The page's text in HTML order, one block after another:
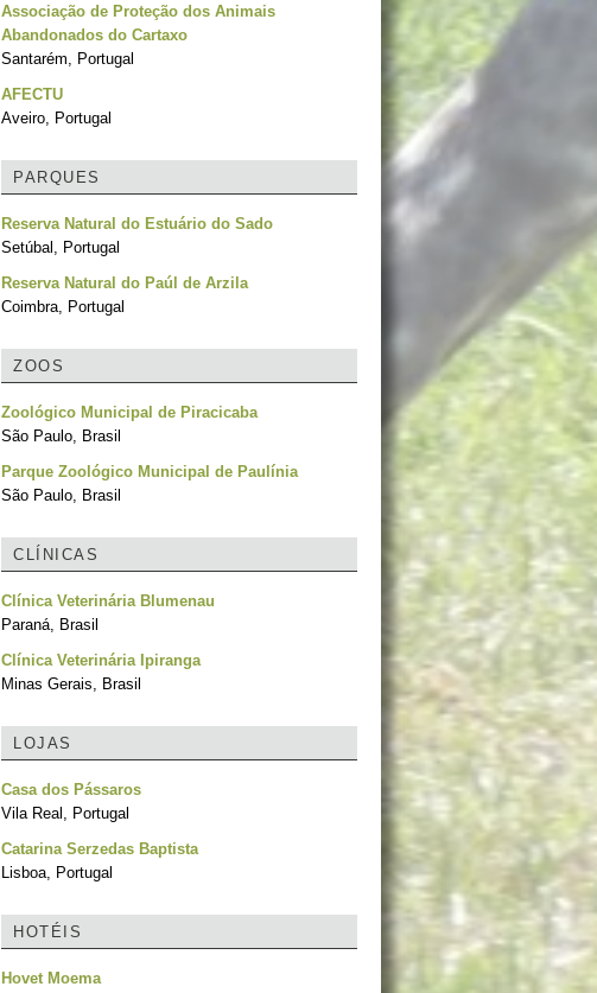
Associação de Proteção dos Animais
Abandonados do Cartaxo
Santarém, Portugal
AFECTU
Aveiro, Portugal
PARQUES
Reserva Natural do Estuário do Sado
Setúbal, Portugal
Reserva Natural do Paúl de Arzila
Coimbra, Portugal
ZOOS
Zoológico Municipal de Piracicaba
São Paulo, Brasil
Parque Zoológico Municipal de Paulínia
São Paulo, Brasil
CLÍNICAS
Clínica Veterinária Blumenau
Paraná, Brasil
Clínica Veterinária Ipiranga
Minas Gerais, Brasil
LOJAS
Casa dos Pássaros
Vila Real, Portugal
Catarina Serzedas Baptista
Lisboa, Portugal
HOTÉIS
Hovet Moema